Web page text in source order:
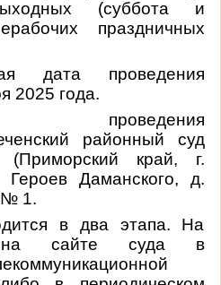
(суббота и
праздничных
дата проведения
2025 года.
районный суд
(Приморский край, г.
Героев Даманского, д.
№ 1.
в два этапа. На
на сайте суда в